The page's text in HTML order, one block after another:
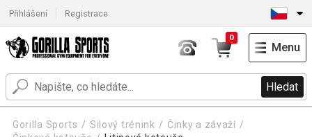
Přihlášení Registrace
Hledat
0
Menu
Gorilla Sports Silový trénink
Činky a závaží